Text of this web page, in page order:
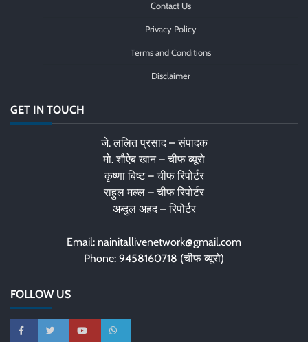
Contact Us
Privacy Policy
Terms and Conditions
Disclaimer
GET IN TOUCH
जे. ललित प्रसाद – संपादक
मो. शौऐब खान – चीफ ब्यूरो
कृष्णा बिष्ट – चीफ रिपोर्टर
राहुल मल्ल – चीफ रिपोर्टर
अब्दुल अहद – रिपोर्टर
Email: nainitallivenetwork@gmail.com
Phone: 9458160718 (चीफ ब्यूरो)
FOLLOW US